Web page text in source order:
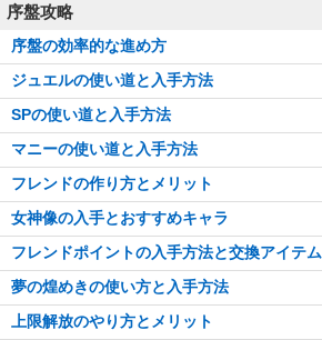
序盤攻略
序盤の効率的な進め方
ジュエルの使い道と入手方法
SPの使い道と入手方法
マニーの使い道と入手方法
フレンドの作り方とメリット
女神像の入手とおすすめキャラ
フレンドポイントの入手方法と交換アイテム
夢の煌めきの使い方と入手方法
上限解放のやり方とメリット